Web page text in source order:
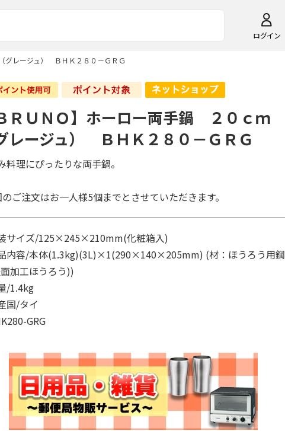
ログイン
グレージュ） ＢＨＫ２８０－ＧＲＧ
ＲＵＮＯ】ホーロー両手鍋 ２０ｃｍ
レージュ） ＢＨＫ２８０－ＧＲＧ
料理にぴったりな両手鍋。
ご注文はお一人様5個までとさせていただきます。
サイズ/125×245×210mm(化粧箱入)
内容/本体(1.3kg)(3L)×1(290×140×205mm) (材：ほうろう用鋼
加工ほうろう))
/1.4kg
国/タイ
GRG